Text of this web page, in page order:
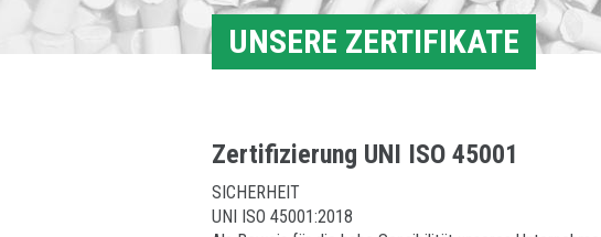
UNSERE ZERTIFIKATE
Zertifizierung UNI ISO 45001
SICHERHEIT
UNI ISO 45001:2018